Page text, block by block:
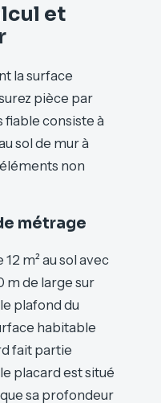
et
la surface
pièce par
fiable consiste à
sol de mur à
non
métrage
m² au sol avec
m de large sur
plafond du
habitable
fait partie
placard est situé
sa profondeur